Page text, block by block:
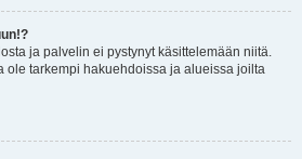
ja palvelin ei pystynyt käsittelemään niitä.
ole tarkempi hakuehdoissa ja alueissa joilta